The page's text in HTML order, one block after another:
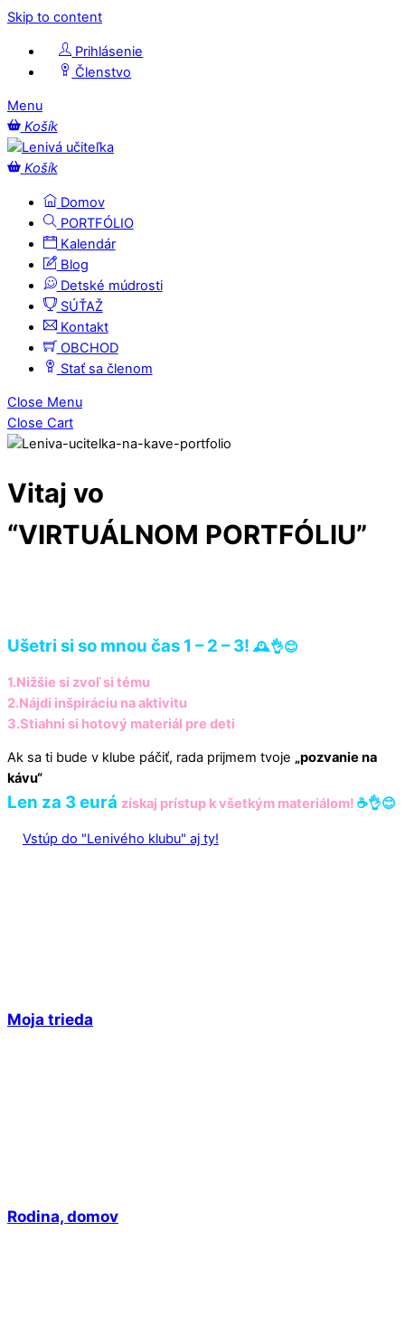
Skip to content
Prihlásenie
Členstvo
Menu
Košík
Košík
Domov
PORTFÓLIO
Kalendár
Blog
Detské múdrosti
SÚŤAŽ
Kontakt
OBCHOD
Stať sa členom
Close Menu
Close Cart
Vitaj vo
“VIRTUÁLNOM PORTFÓLIU”
Ušetri si so mnou čas 1 – 2 – 3! 🕰️👌😊
1.Nižšie si zvoľ si tému
2.Nájdi inšpiráciu na aktivitu
3.Stiahni si hotový materiál pre deti
Ak sa ti bude v klube páčiť, rada prijmem tvoje „pozvanie na
kávu“
Len za 3 eurá získaj prístup k všetkým materiálom! ☕️👌😊
Vstúp do "Lenivého klubu" aj ty!
Moja trieda
Rodina, domov